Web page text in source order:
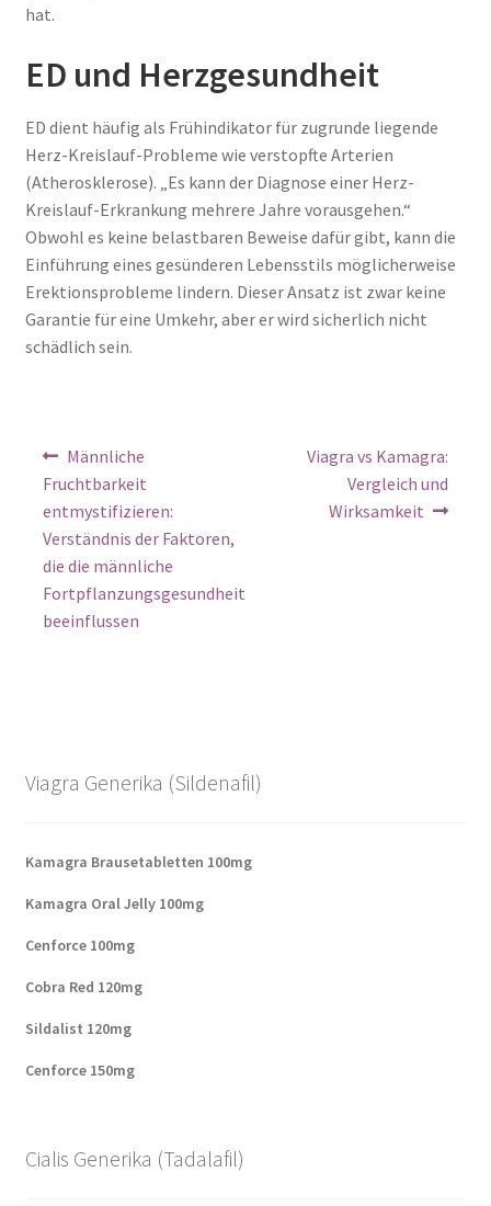
hat.
ED und Herzgesundheit
ED dient häufig als Frühindikator für zugrunde liegende
Herz-Kreislauf-Probleme wie verstopfte Arterien
(Atherosklerose). „Es kann der Diagnose einer Herz-
Kreislauf-Erkrankung mehrere Jahre vorausgehen.“
Obwohl es keine belastbaren Beweise dafür gibt, kann die
Einführung eines gesünderen Lebensstils möglicherweise
Erektionsprobleme lindern. Dieser Ansatz ist zwar keine
Garantie für eine Umkehr, aber er wird sicherlich nicht
schädlich sein.
Männliche
Fruchtbarkeit
entmystifizieren:
Verständnis der Faktoren,
die die männliche
Fortpflanzungsgesundheit
beeinflussen
Viagra vs Kamagra:
Vergleich und
Wirksamkeit
Viagra Generika (Sildenafil)
Kamagra Brausetabletten 100mg
Kamagra Oral Jelly 100mg
Cenforce 100mg
Cobra Red 120mg
Sildalist 120mg
Cenforce 150mg
Cialis Generika (Tadalafil)